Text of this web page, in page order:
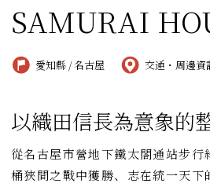
SAMURAI
愛知縣 / 名古屋 交通・周邊資
以織田信長為意象的
從名古屋市營地下鐵太閤通站步
桶狹間之戰中獲勝、志在統一天